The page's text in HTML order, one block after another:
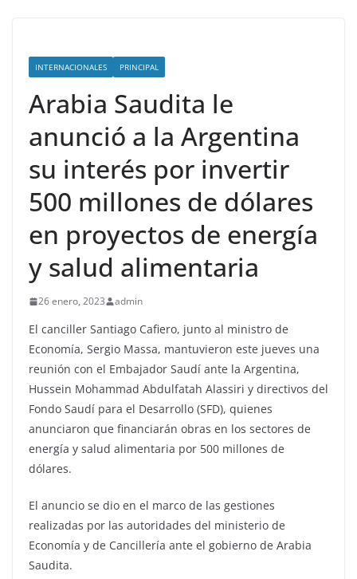
INTERNACIONALES PRINCIPAL
Arabia Saudita le
anunció a la Argentina
su interés por invertir
500 millones de dólares
en proyectos de energía
y salud alimentaria
26 enero, 2023 admin
El canciller Santiago Cafiero, junto al ministro de
Economía, Sergio Massa, mantuvieron este jueves una
reunión con el Embajador Saudí ante la Argentina,
Hussein Mohammad Abdulfatah Alassiri y directivos del
Fondo Saudí para el Desarrollo (SFD), quienes
anunciaron que financiarán obras en los sectores de
energía y salud alimentaria por 500 millones de
dólares.
El anuncio se dio en el marco de las gestiones
realizadas por las autoridades del ministerio de
Economía y de Cancillería ante el gobierno de Arabia
Saudita.